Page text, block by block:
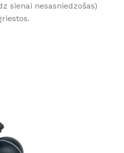
sienai nesasniedzošas)